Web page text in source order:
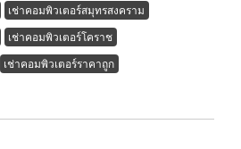
เช่าคอมพิวเตอร์สมุทรสงคราม
เช่าคอมพิวเตอร์โคราช
เช่าคอมพิวเตอร์ราคาถูก